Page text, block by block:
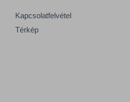
Kapcsolatfelvétel
Térkép